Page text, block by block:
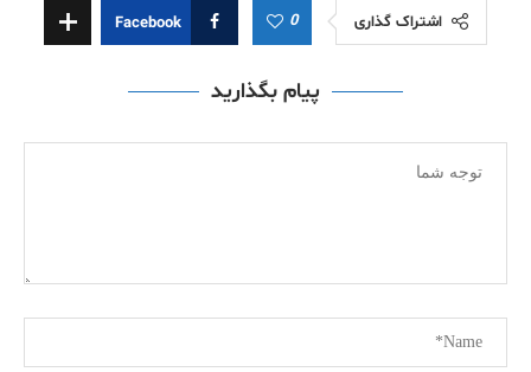
اشتراک گذاری 0
Facebook
پیام بگذارید